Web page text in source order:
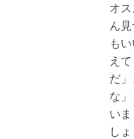
オ
ん
も
え
だ
な
い
し